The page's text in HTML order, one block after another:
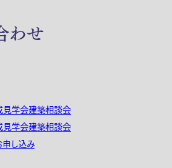
わせ
見学会建築相談会
見学会建築相談会
し込み